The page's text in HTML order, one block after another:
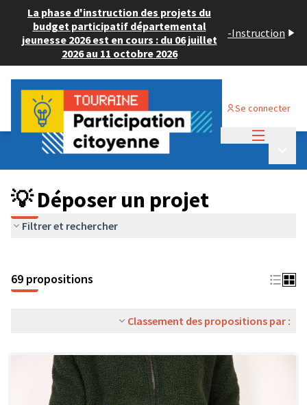
La phase d'instruction des projets du
budget participatif départemental
jeunesse 2026 est en cours : du 06 juillet
2026 au 11 octobre 2026
-Instruction
Se connecter
Budget Participatif ADULTE 2024
💡 Déposer un projet
💡 Déposer un projet
Filtrer et rechercher
69 propositions
Classement des propositions par :